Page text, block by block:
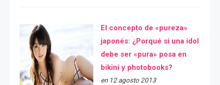
El concepto de «pureza»
japonés: ¿Porqué si una idol
debe ser «pura» posa en
bikini y photobooks?
en 12 agosto 2013